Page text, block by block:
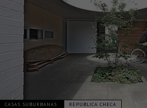
CASAS SUBURBANAS REPÚBLICA CHECA